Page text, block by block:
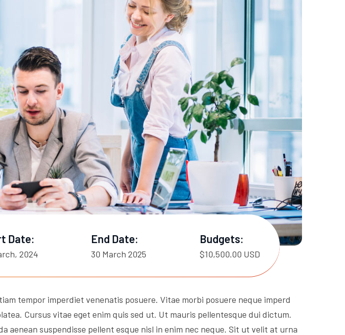
Date:
2024
End Date:
30 March 2025
Budgets:
$10,500.00 USD
tempor imperdiet venenatis posuere. Vitae morbi posuere neque imperd
Cursus vitae eget enim quis sed ut. Ut mauris pellentesque dui dictum.
aenean suspendisse pellent esque nisl in enim nec neque. Sit ut velit at urna